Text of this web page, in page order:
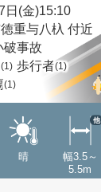
日(金)15:10
重与八杁 付近
破事故
(1) 歩行者(1)
(1)
晴
幅3.5～
5.5m
他